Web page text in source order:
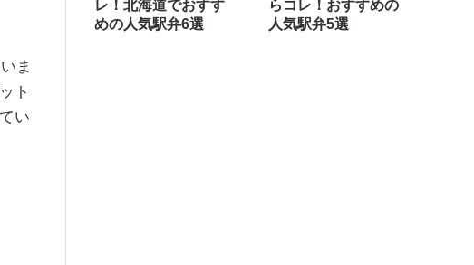
ま
ト
い
レ！北海道でおすす
めの人気駅弁6選
らコレ！おすすめの
人気駅弁5選